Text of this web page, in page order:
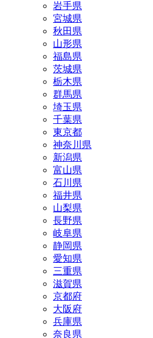
岩手県
宮城県
秋田県
山形県
福島県
茨城県
栃木県
群馬県
埼玉県
千葉県
東京都
神奈川県
新潟県
富山県
石川県
福井県
山梨県
長野県
岐阜県
静岡県
愛知県
三重県
滋賀県
京都府
大阪府
兵庫県
奈良県